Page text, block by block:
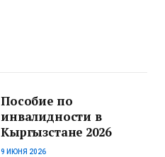
Пособие по
инвалидности в
Кыргызстане 2026
9 ИЮНЯ 2026